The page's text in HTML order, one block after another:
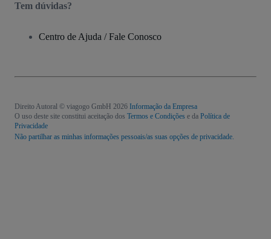
Tem dúvidas?
Centro de Ajuda / Fale Conosco
Direito Autoral © viagogo GmbH 2026 Informação da Empresa
O uso deste site constitui aceitação dos Termos e Condições e da Política de
Privacidade
Não partilhar as minhas informações pessoais/as suas opções de privacidade.